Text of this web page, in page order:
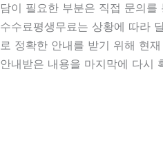
담이 필요한 부분은 직접 문의
수수료평생무료는 상황에 따라
로 정확한 안내를 받기 위해 현
안내받은 내용을 마지막에 다시